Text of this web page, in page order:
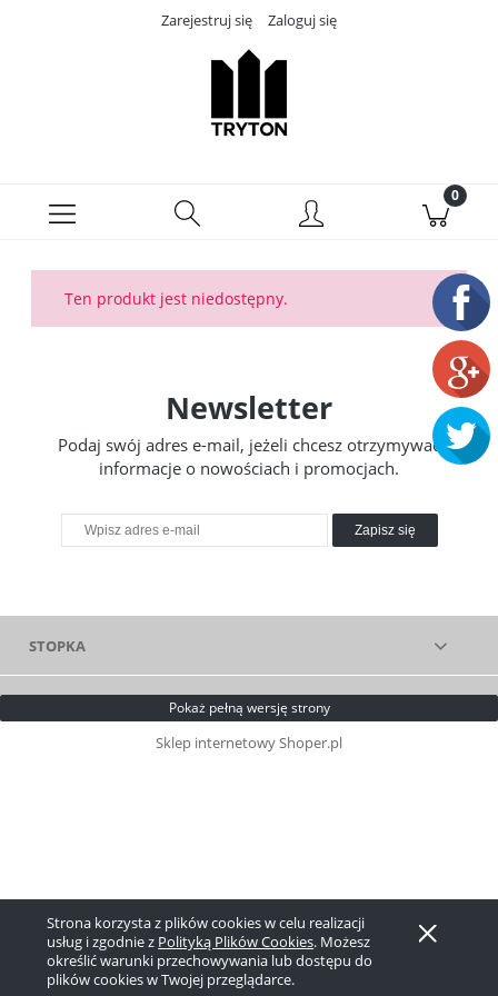
Strona korzysta z plików cookies w celu realizacji
usług i zgodnie z Polityką Plików Cookies. Możesz
określić warunki przechowywania lub dostępu do
plików cookies w Twojej przeglądarce.
Zarejestruj się Zaloguj się
Ten produkt jest niedostępny.
Newsletter
Podaj swój adres e-mail, jeżeli chcesz otrzymywać
informacje o nowościach i promocjach.
Zapisz się
STOPKA
Pokaż pełną wersję strony
Sklep internetowy Shoper.pl